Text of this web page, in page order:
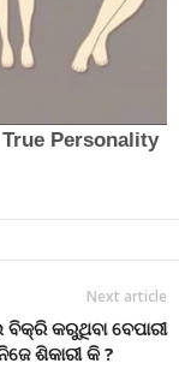
Next article
ବିକ୍ରି କରୁଥିବା ବେପାରୀ
ଶିକାରୀ କି ?